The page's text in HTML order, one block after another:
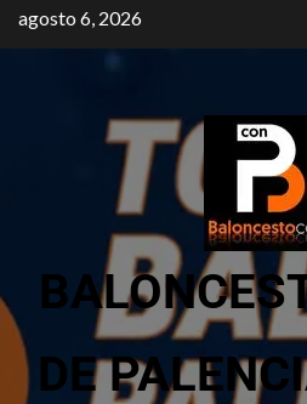
agosto 6, 2026
DE